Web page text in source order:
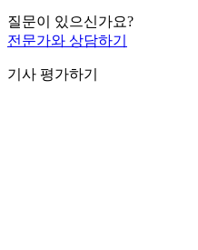
질문이 있으신가요?
전문가와 상담하기
기사 평가하기